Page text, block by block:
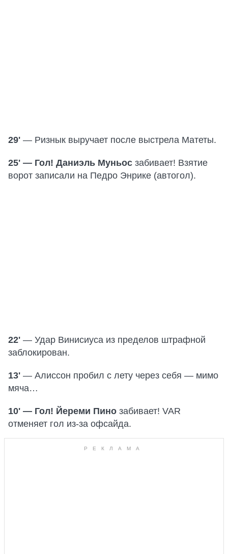
29' — Ризнык выручает после выстрела Матеты.
25' — Гол! Даниэль Муньос забивает! Взятие
ворот записали на Педро Энрике (автогол).
22' — Удар Винисиуса из пределов штрафной
заблокирован.
13' — Алиссон пробил с лету через себя — мимо
мяча…
10' — Гол! Йереми Пино забивает! VAR
отменяет гол из-за офсайда.